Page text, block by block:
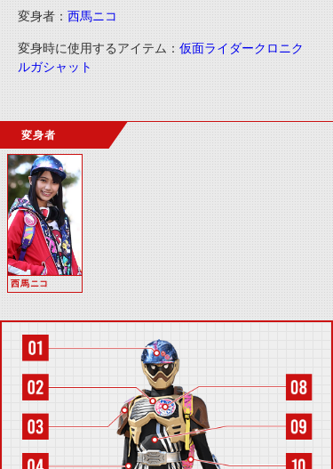
変身者： 西馬ニコ
変身時に使用するアイテム： 仮面ライダークロニク
ルガシャット
変身者
西馬ニコ